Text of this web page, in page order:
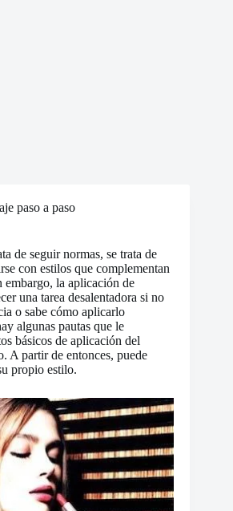
paso a paso
de seguir normas, se trata de
con estilos que complementan
embargo, la aplicación de
una tarea desalentadora si no
o sabe cómo aplicarlo
algunas pautas que le
básicos de aplicación del
A partir de entonces, puede
propio estilo.